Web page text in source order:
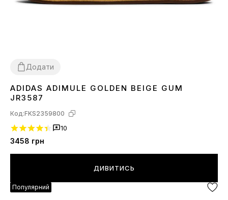
Додати
41 4243
ADIDAS ADIMULE GOLDEN BEIGE GUM
JR3587
Код:FKS2359800
10
3458 грн
ДИВИТИСЬ
Популярний